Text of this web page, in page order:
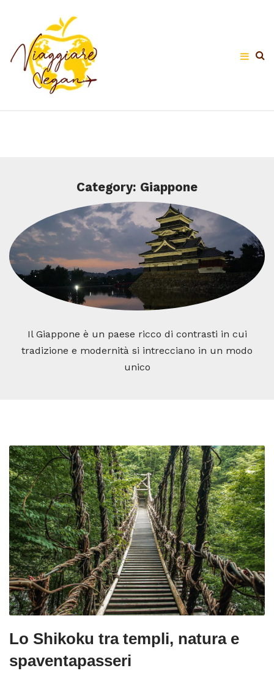
Category: Giappone
Il Giappone è un paese ricco di contrasti in cui
tradizione e modernità si intrecciano in un modo
unico
Lo Shikoku tra templi, natura e
spaventapasseri